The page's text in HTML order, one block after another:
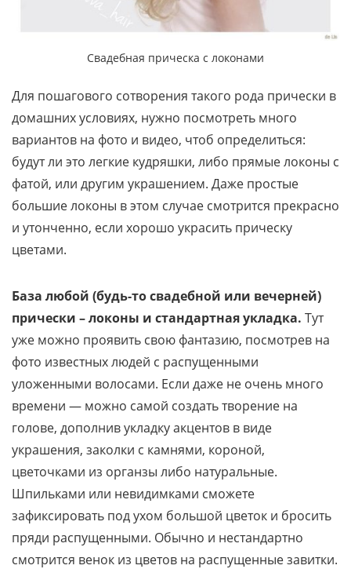
Свадебная прическа с локонами
Для пошагового сотворения такого рода прически в
домашних условиях, нужно посмотреть много
вариантов на фото и видео, чтоб определиться:
будут ли это легкие кудряшки, либо прямые локоны с
фатой, или другим украшением. Даже простые
большие локоны в этом случае смотрится прекрасно
и утонченно, если хорошо украсить прическу
цветами.
База любой (будь-то свадебной или вечерней)
прически – локоны и стандартная укладка. Тут
уже можно проявить свою фантазию, посмотрев на
фото известных людей с распущенными
уложенными волосами. Если даже не очень много
времени — можно самой создать творение на
голове, дополнив укладку акцентов в виде
украшения, заколки с камнями, короной,
цветочками из органзы либо натуральные.
Шпильками или невидимками сможете
зафиксировать под ухом большой цветок и бросить
пряди распущенными. Обычно и нестандартно
смотрится венок из цветов на распущенные завитки.